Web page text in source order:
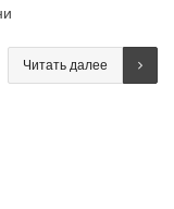
Читать далее